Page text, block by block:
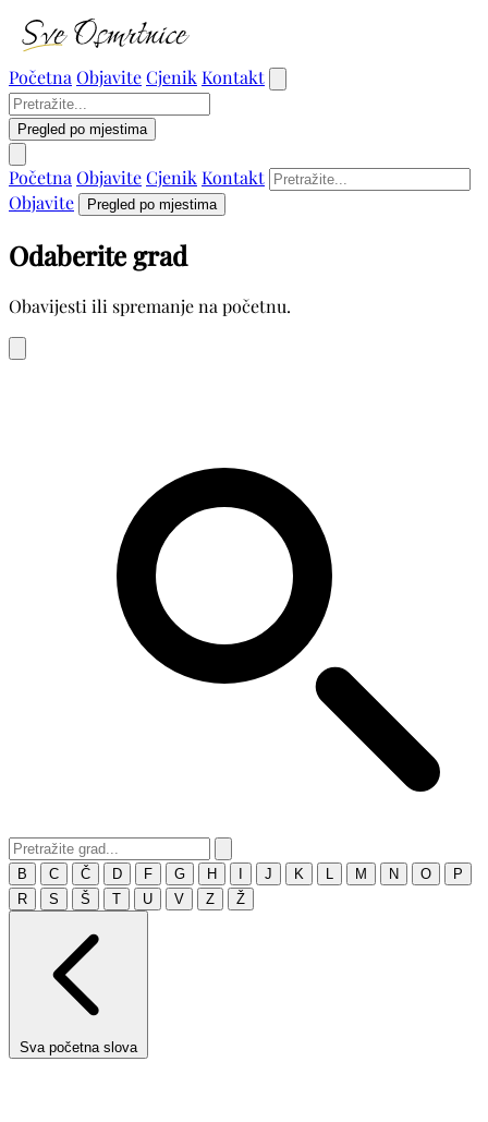
Početna ObjaviteCjenik Kontakt
Pregled po mjestima
Početna ObjaviteCjenik Kontakt
Objavite
Pregled po mjestima
Odaberite grad
Obavijesti ili spremanje na početnu.
B C Č D F G H J K M N O
P
R
S Š T U V Z Ž
Sva početna slova